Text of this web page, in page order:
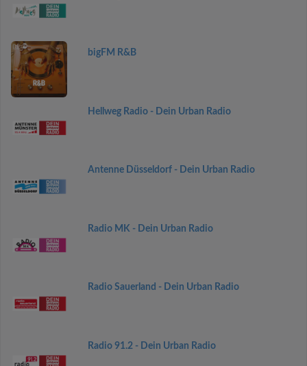
bigFM R&B
Hellweg Radio - Dein Urban Radio
Antenne Düsseldorf - Dein Urban Radio
Radio MK - Dein Urban Radio
Radio Sauerland - Dein Urban Radio
Radio 91.2 - Dein Urban Radio